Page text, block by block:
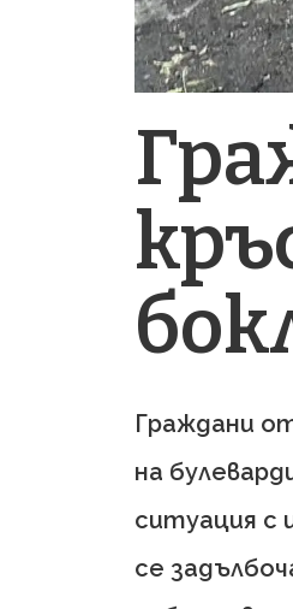
Граждани
на
ситуация с
се